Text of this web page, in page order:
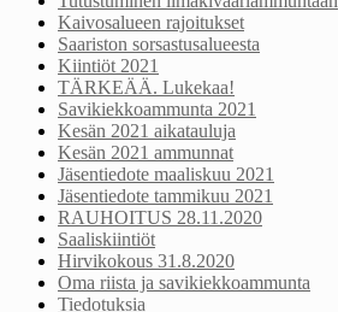
Kaivosalueen rajoitukset
Saariston sorsastusalueesta
Kiintiöt 2021
TÄRKEÄÄ. Lukekaa!
Savikiekkoammunta 2021
Kesän 2021 aikatauluja
Kesän 2021 ammunnat
Jäsentiedote maaliskuu 2021
Jäsentiedote tammikuu 2021
RAUHOITUS 28.11.2020
Saaliskiintiöt
Hirvikokous 31.8.2020
Oma riista ja savikiekkoammunta
Tiedotuksia